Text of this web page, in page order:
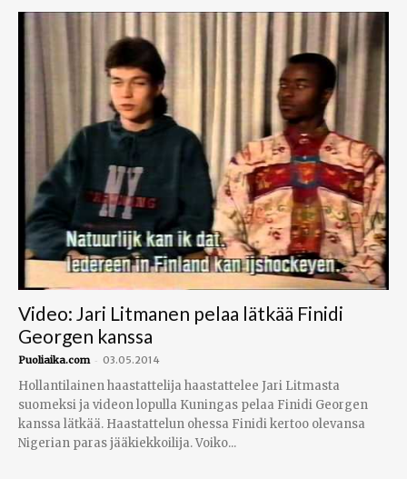
Video: Jari Litmanen pelaa lätkää Finidi
Georgen kanssa
Puoliaika.com - 03.05.2014
Hollantilainen haastattelija haastattelee Jari Litmasta
suomeksi ja videon lopulla Kuningas pelaa Finidi Georgen
kanssa lätkää. Haastattelun ohessa Finidi kertoo olevansa
Nigerian paras jääkiekkoilija. Voiko...